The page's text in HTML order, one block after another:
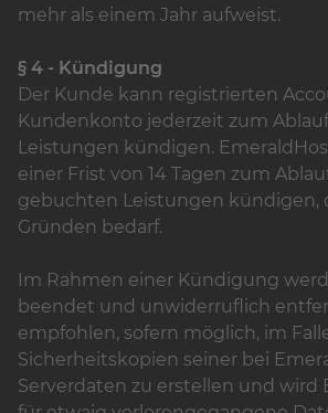
mehr als einem Jahr aufweist.
§ 4 - Kündigung
Der Kunde kann registrierten
Kundenkonto jederzeit zum
Leistungen kündigen.
einer Frist von 14 Tagen zum
gebuchten Leistungen kündigen,
Gründen bedarf.
Im Rahmen einer Kündigung
beendet und unwiderruflich
empfohlen, sofern möglich, im
Sicherheitskopien seiner bei
Serverdaten zu erstellen und